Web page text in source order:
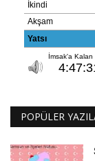
POPÜLER